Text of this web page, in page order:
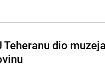
dio muzeja